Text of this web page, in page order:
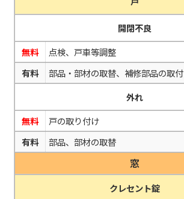
開閉不良
無料
点検、戸車等調整
有料
部品・部材の取替、補修部品の取付
外れ
無料
戸の取り付け
有料
部品、部材の取替
窓
クレセント錠